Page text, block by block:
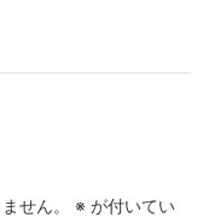
せん。 ※ が付いてい